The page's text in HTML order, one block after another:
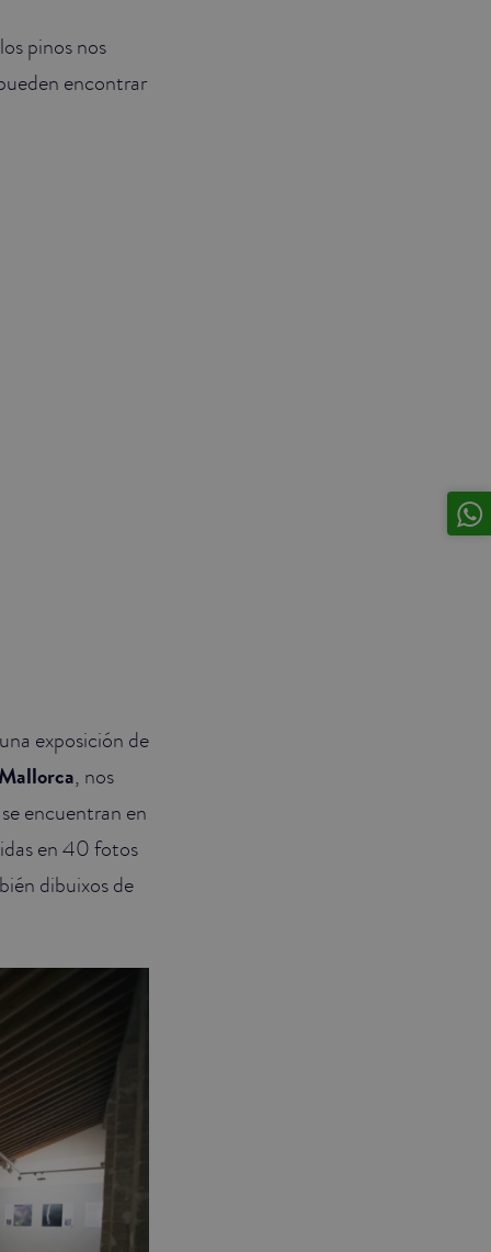
pinos nos
encontrar
exposición de
, nos
encuentran en
en 40 fotos
dibuixos de